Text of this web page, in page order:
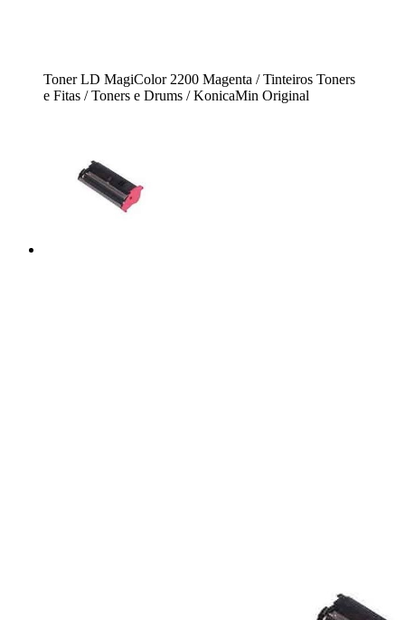
Toner LD MagiColor 2200 Magenta / Tinteiros Toners
e Fitas / Toners e Drums / KonicaMin Original